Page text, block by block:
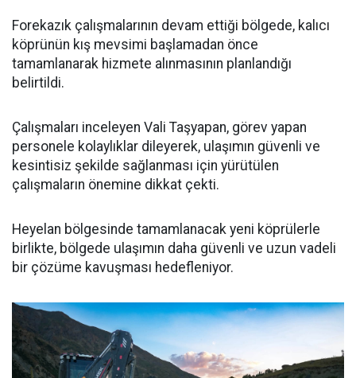
Forekazık çalışmalarının devam ettiği bölgede, kalıcı
köprünün kış mevsimi başlamadan önce
tamamlanarak hizmete alınmasının planlandığı
belirtildi.
Çalışmaları inceleyen Vali Taşyapan, görev yapan
personele kolaylıklar dileyerek, ulaşımın güvenli ve
kesintisiz şekilde sağlanması için yürütülen
çalışmaların önemine dikkat çekti.
Heyelan bölgesinde tamamlanacak yeni köprülerle
birlikte, bölgede ulaşımın daha güvenli ve uzun vadeli
bir çözüme kavuşması hedefleniyor.